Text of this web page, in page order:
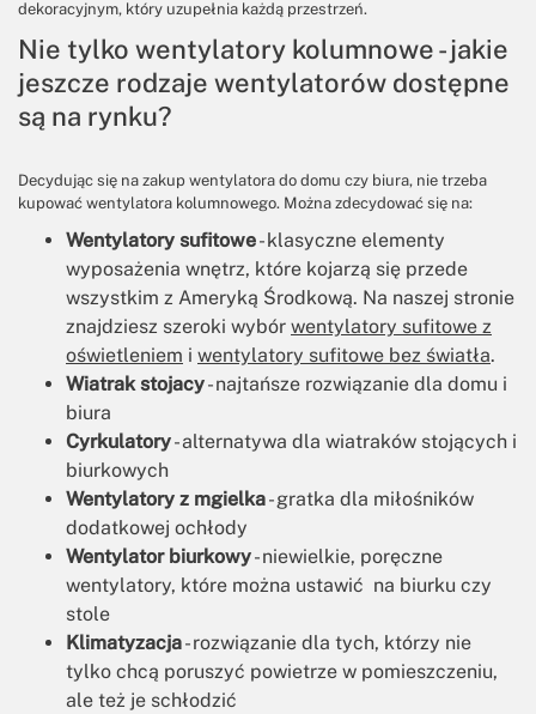
dekoracyjnym, który uzupełnia każdą przestrzeń.
Nie tylko wentylatory kolumnowe - jakie
jeszcze rodzaje wentylatorów dostępne
są na rynku?
Decydując się na zakup wentylatora do domu czy biura, nie trzeba
kupować wentylatora kolumnowego. Można zdecydować się na:
Wentylatory sufitowe- klasyczne elementy
wyposażenia wnętrz, które kojarzą się przede
wszystkim z Ameryką Środkową. Na naszej stronie
znajdziesz szeroki wybór wentylatory sufitowe z
oświetleniem i wentylatory sufitowe bez światła.
Wiatrak stojacy- najtańsze rozwiązanie dla domu i
biura
Cyrkulatory- alternatywa dla wiatraków stojących i
biurkowych
Wentylatory z mgielka- gratka dla miłośników
dodatkowej ochłody
Wentylator biurkowy- niewielkie, poręczne
wentylatory, które można ustawić na biurku czy
stole
Klimatyzacja- rozwiązanie dla tych, którzy nie
tylko chcą poruszyć powietrze w pomieszczeniu,
ale też je schłodzić